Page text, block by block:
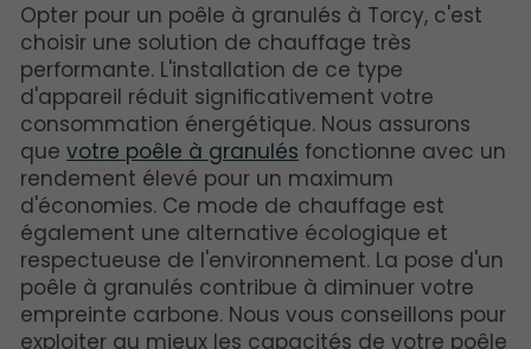
Opter pour un poêle à granulés à Torcy, c'est
choisir une solution de chauffage très
performante. L'installation de ce type
d'appareil réduit significativement votre
consommation énergétique. Nous assurons
que votre poêle à granulés fonctionne avec un
rendement élevé pour un maximum
d'économies. Ce mode de chauffage est
également une alternative écologique et
respectueuse de l'environnement. La pose d'un
poêle à granulés contribue à diminuer votre
empreinte carbone. Nous vous conseillons pour
exploiter au mieux les capacités de votre poêle